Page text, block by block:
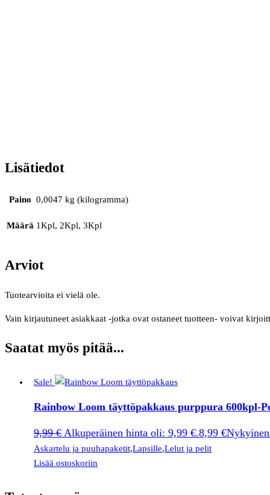
Lisätiedot
Paino 0,0047 kg (kilogramma)
Määrä 1Kpl, 2Kpl, 3Kpl
Arviot
Tuotearvioita ei vielä ole.
Vain kirjautuneet asiakkaat -jotka ovat ostaneet tuotteen- voivat
Saatat myös pitää...
Sale!
Rainbow Loom täyttöpakkaus purppura 600kpl-
9,99€ Alkuperäinen hinta oli: 9,99 €.8,99 €
Askartelu ja puuhapaketit,Lapsille,Lelut ja pelit
Lisää ostoskoriin